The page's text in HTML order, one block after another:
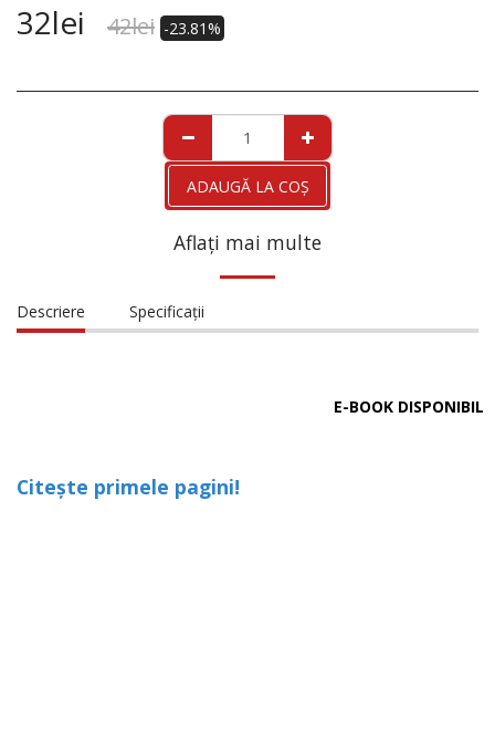
32lei 42lei -23.81%
ADAUGĂ LA COŞ
Aflați mai multe
Descriere Specificații
E-BOOK DISPONIBIL
Citește primele pagini!